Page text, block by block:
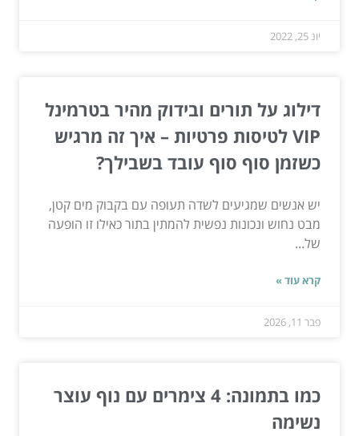
יונ 25, 2022
דילוג על תורים ובידוק מהיר בטרמינל
VIP לטיסות פרטיות – איך זה מרגיש
כשזמן סוף סוף עובד בשבילך?
יש אנשים שמגיעים לשדה תעופה עם בקבוק מים קטן,
מבט נחוש ונכונות נפשית להמתין בתור כאילו זו הופעה
של...
קרא עוד »
פבר 11, 2026
כמו בתמונה: 4 צימרים עם נוף עוצר
נשימה